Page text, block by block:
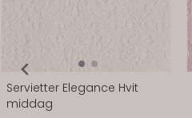
Servietter Elegance Hvit
middag